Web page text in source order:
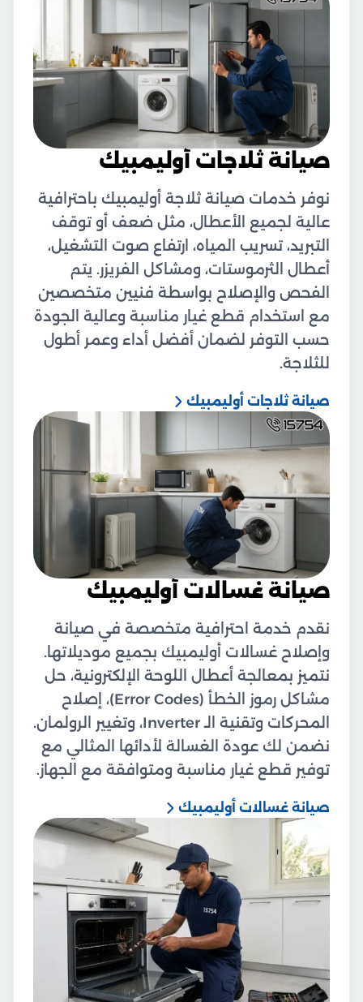
صيانة ثلاجات أوليمبيك
نوفر خدمات صيانة ثلاجة أوليمبيك باحترافية
عالية لجميع الأعطال، مثل ضعف أو توقف
التبريد، تسريب المياه، ارتفاع صوت التشغيل،
أعطال الثرموستات، ومشاكل الفريزر. يتم
الفحص والإصلاح بواسطة فنيين متخصصين
مع استخدام قطع غيار مناسبة وعالية الجودة
حسب التوفر لضمان أفضل أداء وعمر أطول
للثلاجة.
صيانة ثلاجات أوليمبيك
صيانة غسالات أوليمبيك
نقدم خدمة احترافية متخصصة في صيانة
وإصلاح غسالات أوليمبيك بجميع موديلاتها.
نتميز بمعالجة أعطال اللوحة الإلكترونية، حل
مشاكل رموز الخطأ (Error Codes)، إصلاح
المحركات وتقنية الـ Inverter، وتغيير الرولمان.
نضمن لك عودة الغسالة لأدائها المثالي مع
توفير قطع غيار مناسبة ومتوافقة مع الجهاز.
صيانة غسالات أوليمبيك